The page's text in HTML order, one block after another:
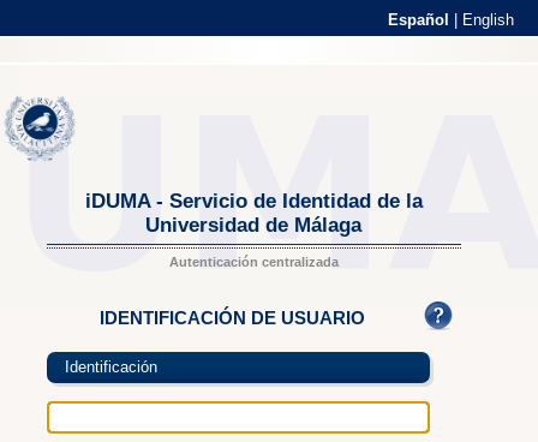
Español English
iDUMA - Servicio de Identidad de la
Universidad de Málaga
Autenticación centralizada
IDENTIFICACIÓN DE USUARIO
Identificación